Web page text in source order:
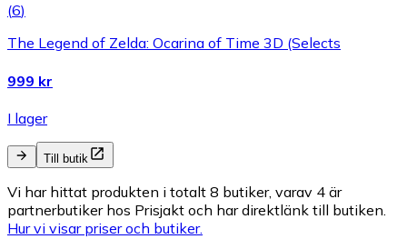
(6)
The Legend of Zelda: Ocarina of Time 3D (Selects
999 kr
I lager
Till butik
Vi har hittat produkten i totalt 8 butiker, varav 4 är
partnerbutiker hos Prisjakt och har direktlänk till butiken.
Hur vi visar priser och butiker.